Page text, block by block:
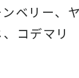
ベリー、
コデマリ